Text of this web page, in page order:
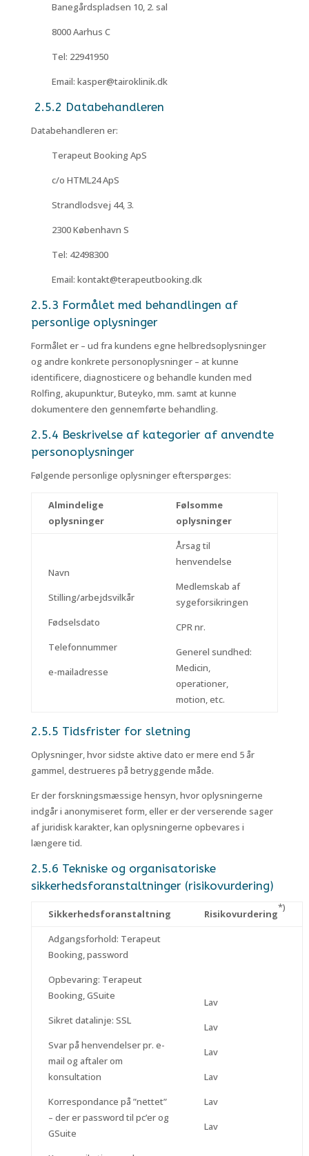
Banegårdspladsen 10, 2. sal
8000 Aarhus C
Tel: 22941950
Email: kasper@tairoklinik.dk
2.5.2 Databehandleren
Databehandleren er:
Terapeut Booking ApS
c/o HTML24 ApS
Strandlodsvej 44, 3.
2300 København S
Tel: 42498300
Email: kontakt@terapeutbooking.dk
2.5.3 Formålet med behandlingen af
personlige oplysninger
Formålet er – ud fra kundens egne helbredsoplysninger
og andre konkrete personoplysninger – at kunne
identificere, diagnosticere og behandle kunden med
Rolfing, akupunktur, Buteyko, mm. samt at kunne
dokumentere den gennemførte behandling.
2.5.4 Beskrivelse af kategorier af anvendte
personoplysninger
Følgende personlige oplysninger efterspørges:
Almindelige
oplysninger
Følsomme
oplysninger
Navn
Stilling/arbejdsvilkår
Fødselsdato
Telefonnummer
e-mailadresse
Årsag til
henvendelse
Medlemskab af
sygeforsikringen
CPR nr.
Generel sundhed:
Medicin,
operationer,
motion, etc.
2.5.5 Tidsfrister for sletning
Oplysninger, hvor sidste aktive dato er mere end 5 år
gammel, destrueres på betryggende måde.
Er der forskningsmæssige hensyn, hvor oplysningerne
indgår i anonymiseret form, eller er der verserende sager
af juridisk karakter, kan oplysningerne opbevares i
længere tid.
2.5.6 Tekniske og organisatoriske
sikkerhedsforanstaltninger (risikovurdering)
Sikkerhedsforanstaltning Risikovurdering
*)
Adgangsforhold: Terapeut
Booking, password
Opbevaring: Terapeut
Booking, GSuite
Sikret datalinje: SSL
Svar på henvendelser pr. e-
mail og aftaler om
konsultation
Korrespondance på ”nettet”
– der er password til pc’er og
GSuite
Lav
Lav
Lav
Lav
Lav
Lav